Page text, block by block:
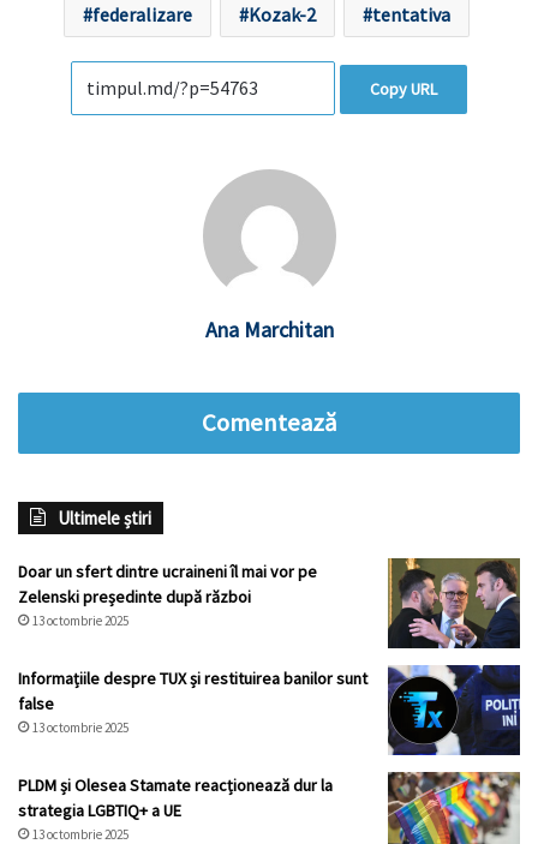
federalizare Kozak-2 tentativa
Copy URL
Ana Marchitan
Comentează
Ultimele știri
Doar un sfert dintre ucraineni îl mai vor pe
Zelenski președinte după război
13 octombrie 2025
Informațiile despre TUX și restituirea banilor sunt
false
13 octombrie 2025
PLDM și Olesea Stamate reacționează dur la
strategia LGBTIQ+ a UE
13 octombrie 2025